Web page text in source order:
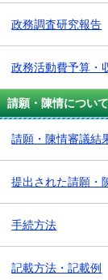
政務調査研究報告
政務活動費予算・
請願・陳情について
請願・陳情審議結
提出された請願・
手続方法
記載方法・記載例